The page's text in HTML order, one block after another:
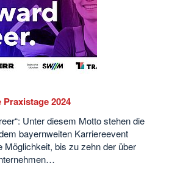
2024
Unter diesem Motto stehen die
bayernweiten Karriereevent
Möglichkeit, bis zu zehn der über